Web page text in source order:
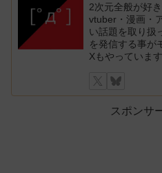
2次元全般が好
vtuber・漫画・
い話題を取り扱
を発信する事が
Xもやっていま
スポンサ